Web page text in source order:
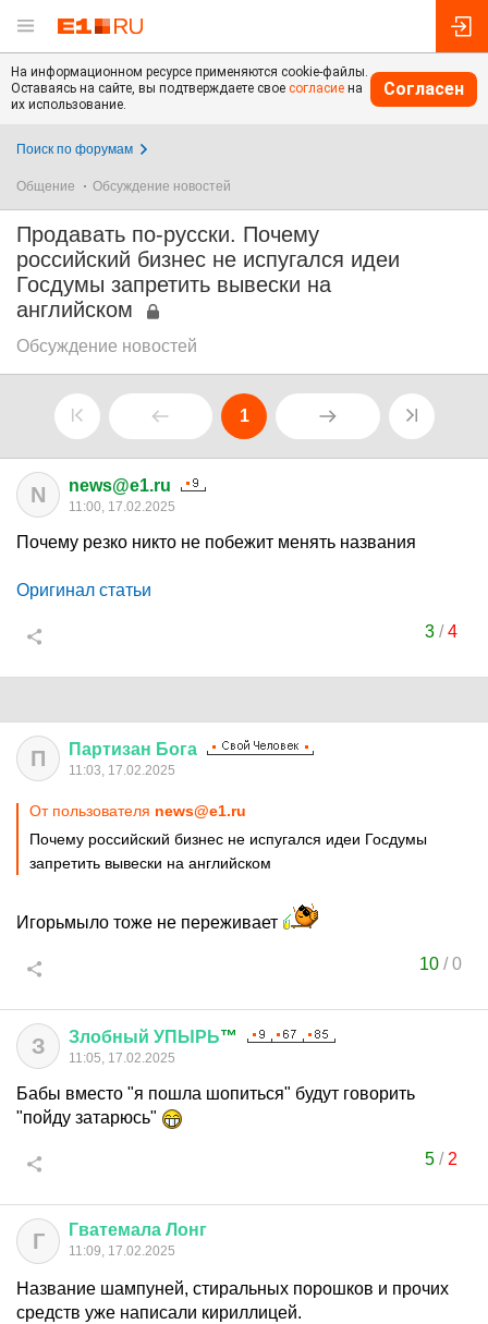
На информационном ресурсе применяются cookie-файлы.
Оставаясь на сайте, вы подтверждаете свое согласие на
их использование.
Согласен
Поиск по форумам
Общение Обсуждение новостей
Продавать по-русски. Почему
российский бизнес не испугался идеи
Госдумы запретить вывески на
английском
Обсуждение новостей
1
N news@e1.ru
11:00, 17.02.2025
Почему резко никто не побежит менять названия
Оригинал статьи
3/4
П Партизан Бога
11:03, 17.02.2025
От пользователя news@e1.ru
Почему российский бизнес не испугался идеи Госдумы
запретить вывески на английском
Игорьмыло тоже не переживает
10 /0
З Злобный УПЫРЬ™
11:05, 17.02.2025
Бабы вместо "я пошла шопиться" будут говорить
"пойду затарюсь"
5/ 2
Г Гватемала Лонг
11:09, 17.02.2025
Название шампуней, стиральных порошков и прочих
средств уже написали кириллицей.